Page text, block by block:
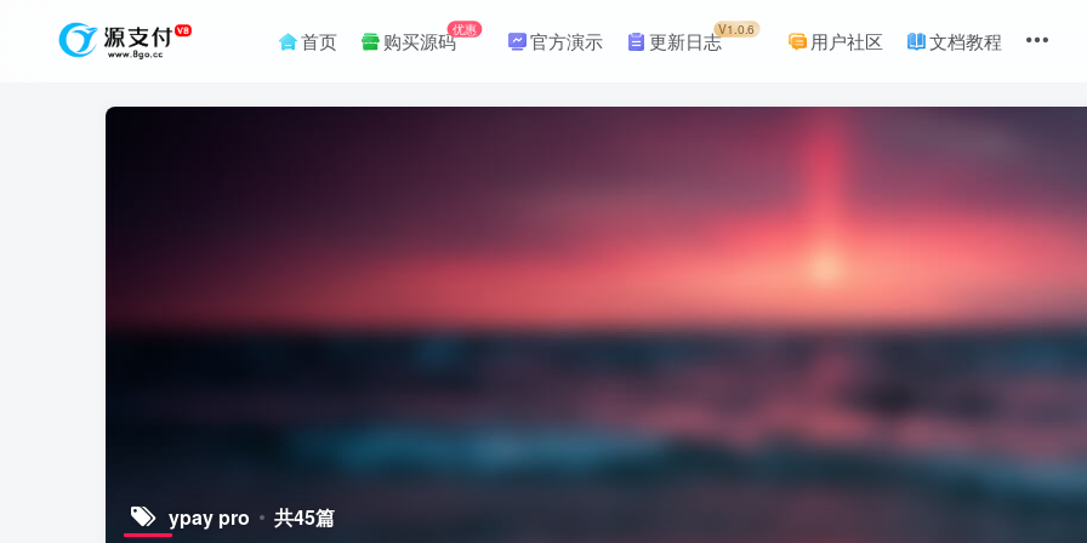
首页 购买源码优惠 官方演示 更新日志V1.0.6 用户社区 文档教程
ypay pro 共45篇